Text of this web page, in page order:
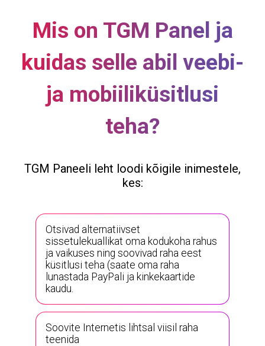
Mis on TGM Panel ja
kuidas selle abil veebi-
ja mobiiliküsitlusi
teha?
TGM Paneeli leht loodi kõigile inimestele,
kes:
Otsivad alternatiivset
sissetulekuallikat oma kodukoha rahus
ja vaikuses ning soovivad raha eest
küsitlusi teha (saate oma raha
lunastada PayPali ja kinkekaartide
kaudu.
Soovite Internetis lihtsal viisil raha
teenida